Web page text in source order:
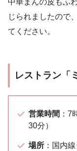
じられましたので
てください。
レストラン「
営業時間 ：7
30分）
場所 ：国内